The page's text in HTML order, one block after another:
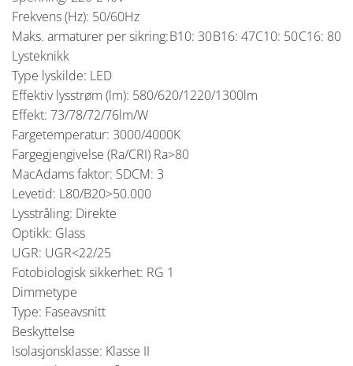
Frekvens (Hz): 50/60Hz
Maks. armaturer per sikring:B10: 30B16: 47C10: 50C16: 80
Lysteknikk
Type lyskilde: LED
Effektiv lysstrøm (lm): 580/620/1220/1300lm
Effekt: 73/78/72/76lm/W
Fargetemperatur: 3000/4000K
Fargegjengivelse (Ra/CRI) Ra>80
MacAdams faktor: SDCM: 3
Levetid: L80/B20>50.000
Lysstråling: Direkte
Optikk: Glass
UGR: UGR<22/25
Fotobiologisk sikkerhet: RG 1
Dimmetype
Type: Faseavsnitt
Beskyttelse
Isolasjonsklasse: Klasse II